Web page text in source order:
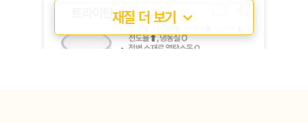
재질 더 보기